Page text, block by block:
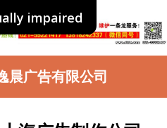
impaired
晨广告有限公司